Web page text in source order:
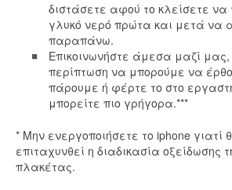
διστάσετε αφού το κλείσετε να
γλυκό νερό πρώτα και μετά να
παραπάνω.
Επικοινωνήστε άμεσα μαζί
περίπτωση να μπορούμε να
πάρουμε ή φέρτε το στο
μπορείτε πιο γρήγορα.***
* Μην ενεργοποιήσετε το iphone γιατί
επιταχυνθεί η διαδικασία οξείδωσης
πλακέτας.